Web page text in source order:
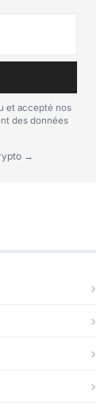
et accepté nos
des données
→